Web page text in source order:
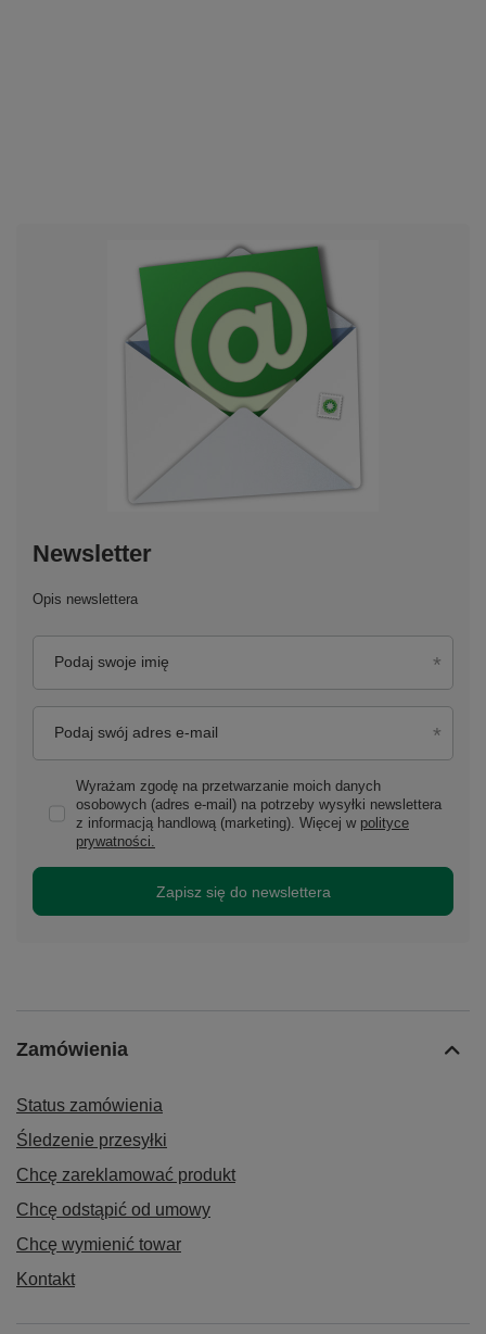
Newsletter
Opis newslettera
Podaj swoje imię
Podaj swój adres e-mail
Wyrażam zgodę na przetwarzanie moich danych
osobowych (adres e-mail) na potrzeby wysyłki newslettera
z informacją handlową (marketing). Więcej w polityce
prywatności.
Zapisz się do newslettera
Zamówienia
Status zamówienia
Śledzenie przesyłki
Chcę zareklamować produkt
Chcę odstąpić od umowy
Chcę wymienić towar
Kontakt